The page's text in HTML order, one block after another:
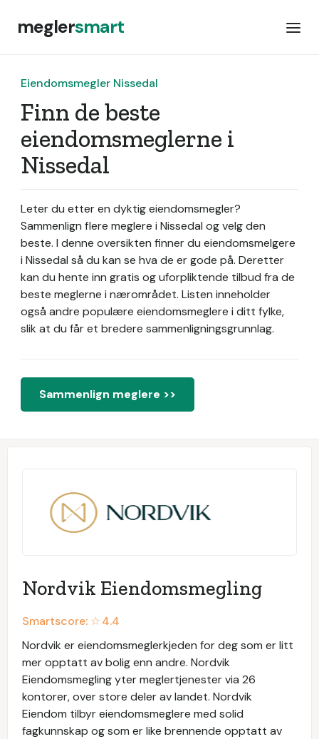
meglersmart
Eiendomsmegler Nissedal
Finn de beste
eiendomsmeglerne i
Nissedal
Leter du etter en dyktig eiendomsmegler?
Sammenlign flere meglere i Nissedal og velg den
beste. I denne oversikten finner du eiendomsmelgere
i Nissedal så du kan se hva de er gode på. Deretter
kan du hente inn gratis og uforpliktende tilbud fra de
beste meglerne i nærområdet. Listen inneholder
også andre populære eiendomsmeglere i ditt fylke,
slik at du får et bredere sammenligningsgrunnlag.
Sammenlign meglere >>
Nordvik Eiendomsmegling
Smartscore: ☆4.4
Nordvik er eiendomsmeglerkjeden for deg som er litt
mer opptatt av bolig enn andre. Nordvik
Eiendomsmegling yter meglertjenester via 26
kontorer, over store deler av landet. Nordvik
Eiendom tilbyr eiendomsmeglere med solid
fagkunnskap og som er like brennende opptatt av